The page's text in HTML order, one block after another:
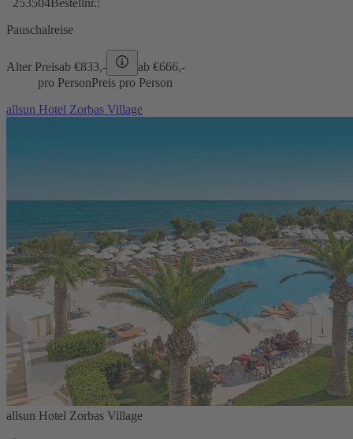
Pauschalreise
Alter Preisab €833,- ab €666,-
pro PersonPreis pro Person
allsun Hotel Zorbas Village
allsun Hotel Zorbas Village